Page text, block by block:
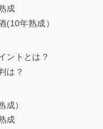
成
(10年熟成）
ントとは？
は？
成）
成